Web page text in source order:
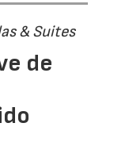
& Suites
de